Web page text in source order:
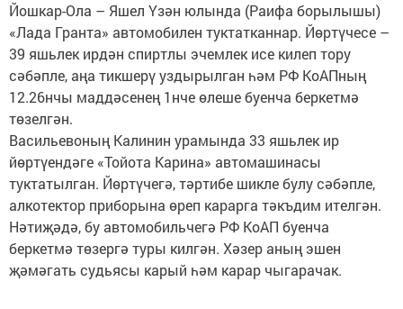
Йошкар-Ола – Яшел Үзән юлында (Раифа борылышы)
«Лада Гранта» автомобилен туктатканнар. Йөртүчесе –
39 яшьлек ирдән спиртлы эчемлек исе килеп тору
сәбәпле, аңа тикшерү уздырылган һәм РФ КоАПның
12.26нчы маддәсенең 1нче өлеше буенча беркетмә
төзелгән.
Васильевоның Калинин урамында 33 яшьлек ир
йөртүендәге «Тойота Карина» автомашинасы
туктатылган. Йөртүчегә, тәртибе шикле булу сәбәпле,
алкотектор приборына өреп карарга тәкъдим ителгән.
Нәтиҗәдә, бу автомобильчегә РФ КоАП буенча
беркетмә төзергә туры килгән. Хәзер аның эшен
җәмәгать судьясы карый һәм карар чыгарачак.